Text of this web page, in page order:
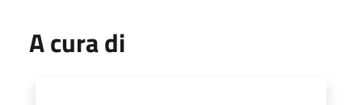
A cura di